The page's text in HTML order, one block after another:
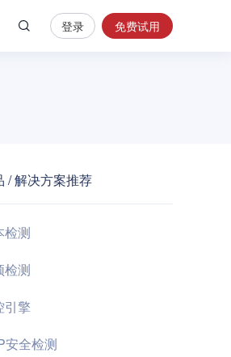
安
全
控
登录 免费试用
/ 解决方案推荐
检测
检测
引擎
安全检测